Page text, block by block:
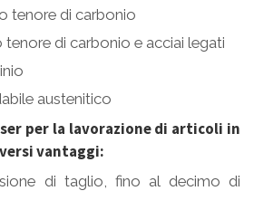
tenore di carbonio
di carbonio e acciai legati
austenitico
per la lavorazione di articoli in
vantaggi:
di taglio, fino al decimo di